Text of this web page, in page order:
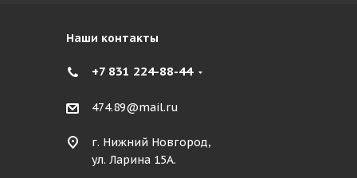
Наши контакты
+7 831 224-88-44
474.89@mail.ru
г. Нижний Новгород,
ул. Ларина 15А.